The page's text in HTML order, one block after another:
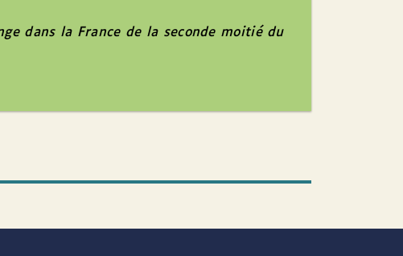
dans la France de la seconde moitié du